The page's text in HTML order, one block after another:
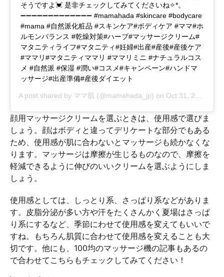
そうですよ💓 是非チェックしてみてくださいね✧︎*。
➖➖➖➖➖➖➖➖➖➖➖➖➖ #mamahada #skincare #bodycare
#mama #自然派化粧品 #スキンケア#ボディケア #ママ#ホ
ルモンバランス #乾燥対策#ハーブ#マッサージクリーム#
マタニティライフ#マタニティ#妊婦#出産#産後#産後ケア
#ママリ#マタニティママリ #ママリミニ #ナチュラルコス
メ #自然派 #保湿 #潤い#コスメ#キャンペーン#ハンドマ
ッサージ#出産準備#産後ダイエット
A post shared by ママ肌 (@mamahada_jp) on Oct 31, 2018 at 4:53am PDT
顔用マッサージクリームを選ぶときは、使用感で選びま
しょう。顔はボディと違ってデリケートな部分でもある
ため、使用感が肌に合わないとマッサージも続かなくな
ります。マッサージは摩擦が生じるものなので、摩擦を
軽減できるように伸びのいいクリームを選ぶようにしま
しょう。
使用感としては、しっとり系、さっぱり系などがありま
す。皮脂分泌が多い方や汗をたくさんかく夏場はさっぱ
り系にするなど、季節にわせて使用感を変えてもいいで
すね。もちろん肌質に合わせて使用感を変えることも大
切です。他にも、100均のマッサージ機の記事もあるの
で合わせてこちらもチェックしてみてください！